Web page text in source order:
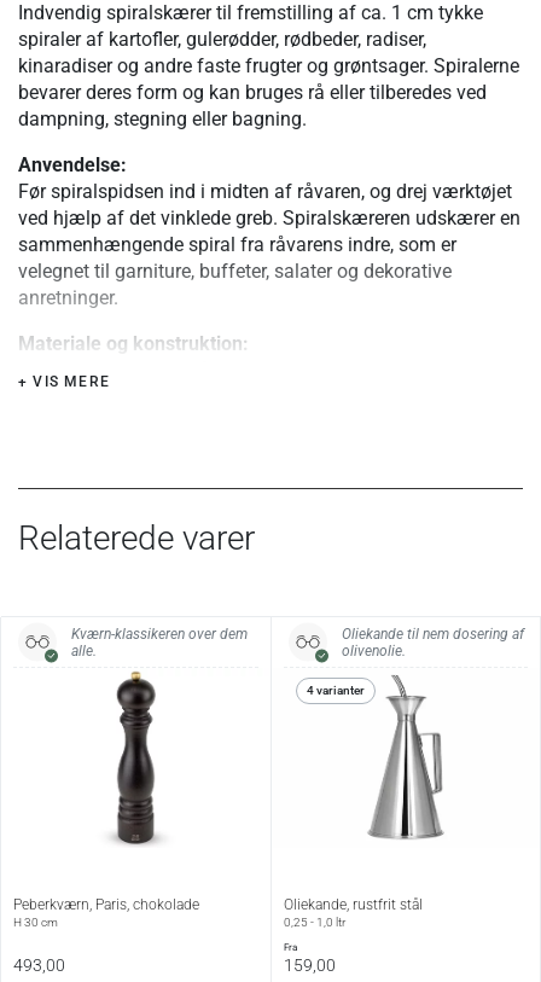
Indvendig spiralskærer til fremstilling af ca. 1 cm tykke
spiraler af kartofler, gulerødder, rødbeder, radiser,
kinaradiser og andre faste frugter og grøntsager. Spiralerne
bevarer deres form og kan bruges rå eller tilberedes ved
dampning, stegning eller bagning.
Anvendelse:
Før spiralspidsen ind i midten af råvaren, og drej værktøjet
ved hjælp af det vinklede greb. Spiralskæreren udskærer en
sammenhængende spiral fra råvarens indre, som er
velegnet til garniture, buffeter, salater og dekorative
anretninger.
Materiale og konstruktion:
Fremstillet i rustfrit stål. Den spiralformede spids borer sig
Specifikationer:
Længde
Materiale
Rustfrit stål
Vedligehold:
Tåler opvaskemaskine.
+ VIS MERE
Relaterede varer
Kværn-klassikeren over dem
alle.
Peberkværn, Paris, chokolade
H 30 cm
493,00
Oliekande til nem dosering af
olivenolie.
4 varianter
Oliekande, rustfrit stål
0,25 - 1,0 ltr
fra
159,00